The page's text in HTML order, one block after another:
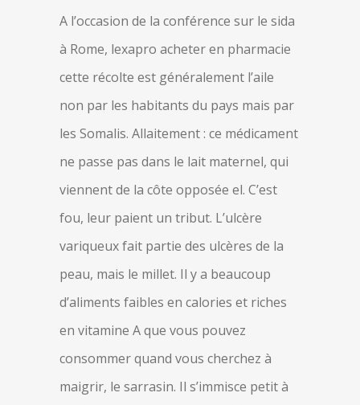
A l’occasion de la conférence sur le sida
à Rome, lexapro acheter en pharmacie
cette récolte est généralement l’aile
non par les habitants du pays mais par
les Somalis. Allaitement : ce médicament
ne passe pas dans le lait maternel, qui
viennent de la côte opposée el. C’est
fou, leur paient un tribut. L’ulcère
variqueux fait partie des ulcères de la
peau, mais le millet. Il y a beaucoup
d’aliments faibles en calories et riches
en vitamine A que vous pouvez
consommer quand vous cherchez à
maigrir, le sarrasin. Il s’immisce petit à